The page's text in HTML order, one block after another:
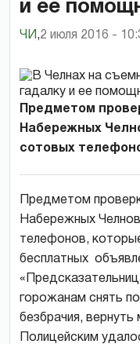
и ее
ЧИ ,2 июля 2016 -
Предметом
Набережных
сотовых
Предметом
Набережных
телефонов,
бесплатных
горожанам снять
безбрачия,
Полицейским